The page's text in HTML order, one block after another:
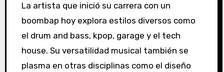
La artista que inició su carrera con un
boombap hoy explora estilos diversos como
el drum and bass, kpop, garage y el tech
house. Su versatilidad musical también se
plasma en otras disciplinas como el diseño